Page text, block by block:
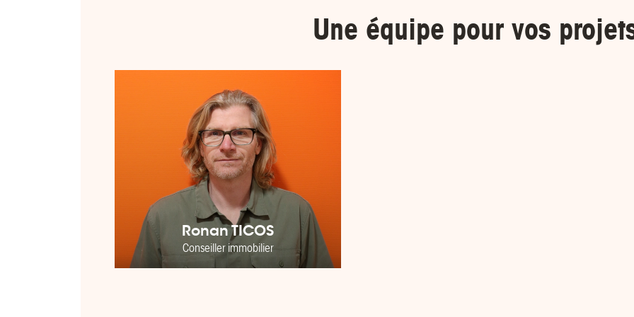
Une équipe pour vos
Ronan TICOS
Conseiller immobilier